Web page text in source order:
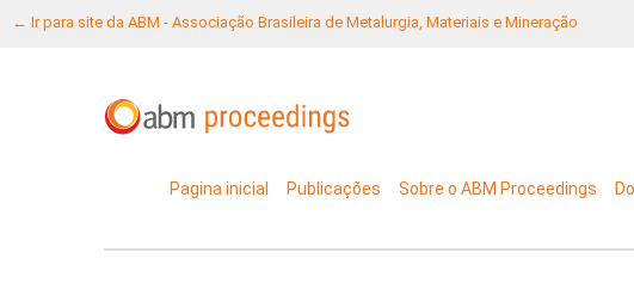
← Ir para site da ABM - Associação Brasileira de Metalurgia, Materiais e Mineração
Pagina inicial Publicações Sobre o ABM Proceedings